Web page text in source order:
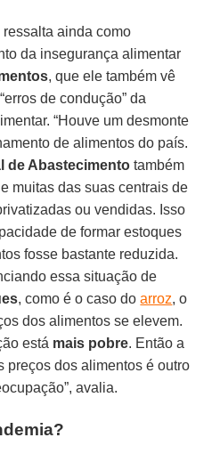
ainda como
da insegurança alimentar
, que ele também vê
de condução” da
“Houve um desmonte
de alimentos do país.
de Abastecimento também
muitas das suas centrais de
ou vendidas. Isso
de formar estoques
fosse bastante reduzida.
essa situação de
, como é o caso doarroz, o
dos alimentos se elevem.
está mais pobre. Então a
preços dos alimentos é outro
avalia.